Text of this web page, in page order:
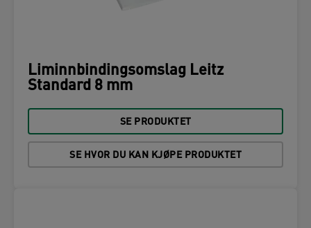
Liminnbindingsomslag Leitz
Standard 8 mm
SE PRODUKTET
SE HVOR DU KAN KJØPE PRODUKTET